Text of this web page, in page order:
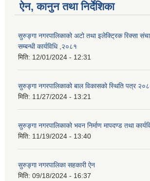
ऐन, कानुन तथा निर्देशिका
सुरुङ्गा नगरपालिकाको अटो तथा इलेक्ट्रिक रिक्सा
सम्बन्धी कार्यविधि ,२०८१
मिति: 12/01/2024 - 12:31
सुरुङ्गा नगरपालिकाको बाल विकासको स्थिति पत्र
मिति: 11/27/2024 - 13:21
सुरुङ्गा नगरपालिकाको भवन निर्माण मापदण्ड तथा
मिति: 11/19/2024 - 13:40
सुरुङ्गा नगरपालिका सहकारी ऐन
मिति: 09/18/2024 - 16:37